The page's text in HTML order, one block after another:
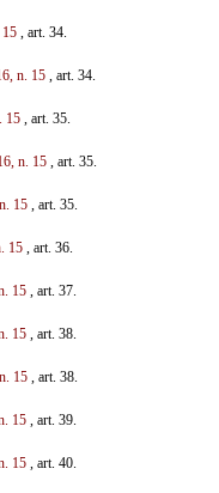
, art. 34.
n. 15, art. 34.
15, art. 35.
n. 15, art. 35.
15, art. 35.
15, art. 36.
15, art. 37.
15, art. 38.
15, art. 38.
15, art. 39.
15, art. 40.